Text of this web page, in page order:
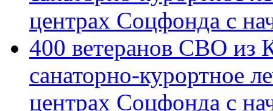
центрах Соцфонда с
400 ветеранов СВО из
санаторно-курортное
центрах Соцфонда с